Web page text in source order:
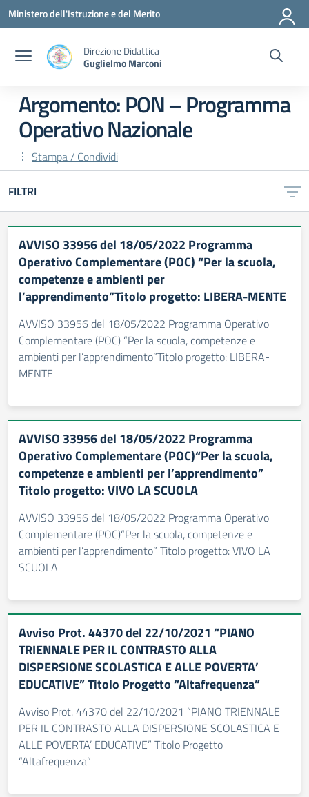
Vai ai contenuti
Vai al menu di navigazione
Vai al footer
Ministero dell'Istruzione e del Merito
Direzione Didattica
Guglielmo Marconi
Argomento: PON – Programma
Operativo Nazionale
Stampa / Condividi
FILTRI
AVVISO 33956 del 18/05/2022 Programma
Operativo Complementare (POC) “Per la scuola,
competenze e ambienti per
l’apprendimento”Titolo progetto: LIBERA-MENTE
AVVISO 33956 del 18/05/2022 Programma Operativo
Complementare (POC) “Per la scuola, competenze e
ambienti per l’apprendimento”Titolo progetto: LIBERA-
MENTE
AVVISO 33956 del 18/05/2022 Programma
Operativo Complementare (POC)“Per la scuola,
competenze e ambienti per l’apprendimento”
Titolo progetto: VIVO LA SCUOLA
AVVISO 33956 del 18/05/2022 Programma Operativo
Complementare (POC)“Per la scuola, competenze e
ambienti per l’apprendimento” Titolo progetto: VIVO LA
SCUOLA
Avviso Prot. 44370 del 22/10/2021 “PIANO
TRIENNALE PER IL CONTRASTO ALLA
DISPERSIONE SCOLASTICA E ALLE POVERTA’
EDUCATIVE” Titolo Progetto “Altafrequenza”
Avviso Prot. 44370 del 22/10/2021 “PIANO TRIENNALE
PER IL CONTRASTO ALLA DISPERSIONE SCOLASTICA E
ALLE POVERTA’ EDUCATIVE” Titolo Progetto
“Altafrequenza”